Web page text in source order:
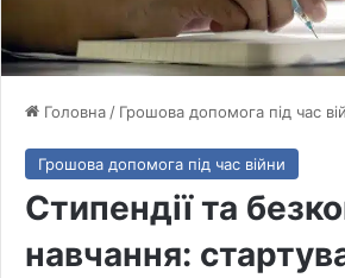
Головна / Грошова допомога під час
Грошова допомога під час війни
Стипендії та
навчання: